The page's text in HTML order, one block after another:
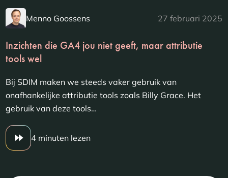
Menno Goossens 27 februari 2025
Inzichten die GA4 jou niet geeft, maar attributie
tools wel
Bij SDIM maken we steeds vaker gebruik van
onafhankelijke attributie tools zoals Billy Grace. Het
gebruik van deze tools…
4 minuten lezen